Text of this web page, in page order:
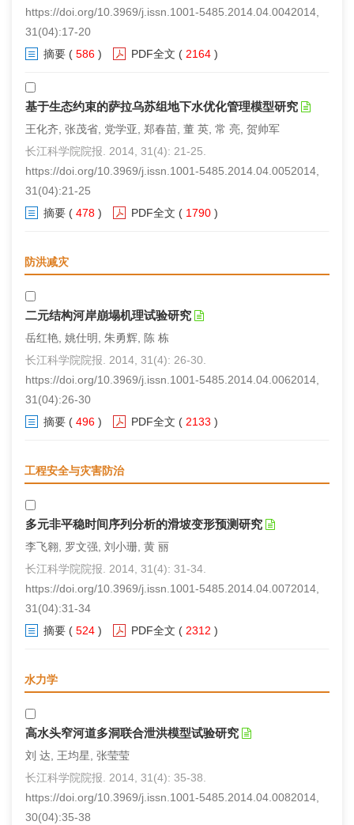
https://doi.org/10.3969/j.issn.1001-5485.2014.04.0042014,
31(04):17-20
摘要 ( 586 ) PDF全文 ( 2164 )
基于生态约束的萨拉乌苏组地下水优化管理模型研究
王化齐, 张茂省, 党学亚, 郑春苗, 董 英, 常 亮, 贺帅军
长江科学院院报. 2014, 31(4): 21-25.
https://doi.org/10.3969/j.issn.1001-5485.2014.04.0052014,
31(04):21-25
摘要 ( 478 ) PDF全文 ( 1790 )
防洪减灾
二元结构河岸崩塌机理试验研究
岳红艳, 姚仕明, 朱勇辉, 陈 栋
长江科学院院报. 2014, 31(4): 26-30.
https://doi.org/10.3969/j.issn.1001-5485.2014.04.0062014,
31(04):26-30
摘要 ( 496 ) PDF全文 ( 2133 )
工程安全与灾害防治
多元非平稳时间序列分析的滑坡变形预测研究
李飞翱, 罗文强, 刘小珊, 黄 丽
长江科学院院报. 2014, 31(4): 31-34.
https://doi.org/10.3969/j.issn.1001-5485.2014.04.0072014,
31(04):31-34
摘要 ( 524 ) PDF全文 ( 2312 )
水力学
高水头窄河道多洞联合泄洪模型试验研究
刘 达, 王均星, 张莹莹
长江科学院院报. 2014, 31(4): 35-38.
https://doi.org/10.3969/j.issn.1001-5485.2014.04.0082014,
30(04):35-38